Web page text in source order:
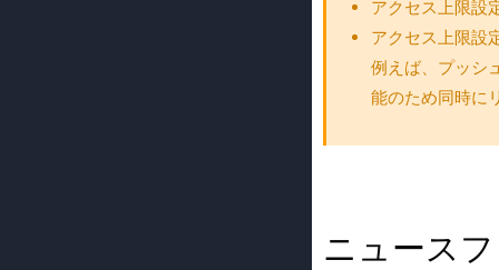
アクセス上限設
アクセス上限設
例えば、プッシ
能のため同時に
ニュース